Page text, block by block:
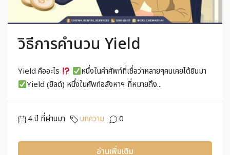
วิธีการคำนวน Yield
Yield คืออะไร
หนึ่งในคำศัพท์ที่เชื่อว่าหลายๆคนเคยได้ยินมา
Yield (ยิลด์) หนึ่งในศัพท์อสังหาฯ ที่หมายถึง...
4 ปี ที่ผ่านมา บทความ 0
อ่านเพิ่มเติม